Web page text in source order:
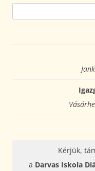
Kérjük,
a Darvas Iskola